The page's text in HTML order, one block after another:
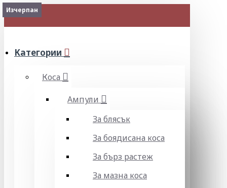
МЕНЮ
Категории
Коса
Ампули
За блясък
За боядисана коса
За бърз растеж
За мазна коса
Изчерпан
Изчерпан